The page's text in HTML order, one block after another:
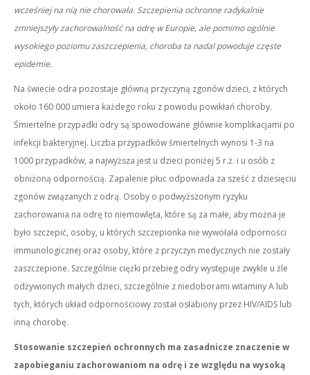
wcześniej na nią nie chorowała. Szczepienia ochronne radykalnie
zmniejszyły zachorowalność na odrę w Europie, ale pomimo ogólnie
wysokiego poziomu zaszczepienia, choroba ta nadal powoduje częste
epidemie.
Na świecie odra pozostaje główną przyczyną zgonów dzieci, z których
około 160 000 umiera każdego roku z powodu powikłań choroby.
Śmiertelne przypadki odry są spowodowane głównie komplikacjami po
infekcji bakteryjnej. Liczba przypadków śmiertelnych wynosi 1-3 na
1000 przypadków, a najwyższa jest u dzieci poniżej 5 r.ż. i u osób z
obniżoną odpornością. Zapalenie płuc odpowiada za sześć z dziesięciu
zgonów związanych z odrą. Osoby o podwyższonym ryzyku
zachorowania na odrę to niemowlęta, które są za małe, aby można je
było szczepić, osoby, u których szczepionka nie wywołała odporności
immunologicznej oraz osoby, które z przyczyn medycznych nie zostały
zaszczepione. Szczególnie ciężki przebieg odry występuje zwykle u źle
odżywionych małych dzieci, szczególnie z niedoborami witaminy A lub
tych, których układ odpornościowy został osłabiony przez HIV/AIDS lub
inną chorobę.
Stosowanie szczepień ochronnych ma zasadnicze znaczenie w
zapobieganiu zachorowaniom na odrę i ze względu na wysoką